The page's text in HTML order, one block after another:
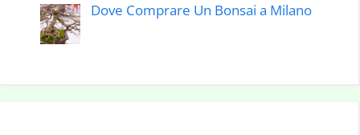
Dove Comprare Un Bonsai a Milano